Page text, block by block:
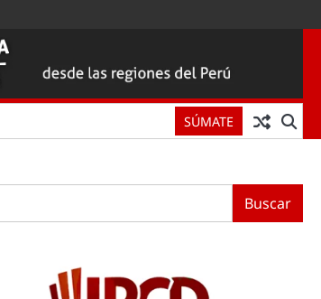
SÚMATE
Buscar